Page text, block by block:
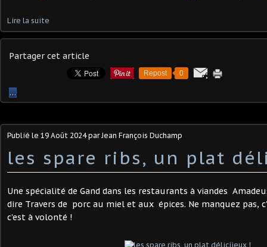
Lire la suite
Partager cet article
Repost 0
…
Publié le 19 Août 2024par Jean François Duchamp
les spare ribs, un plat
Une spécialité de Gand dans les restaurants à viandes
dire Travers de porc au miel et aux épices. Ne manquez pas,
c'est à volonté !